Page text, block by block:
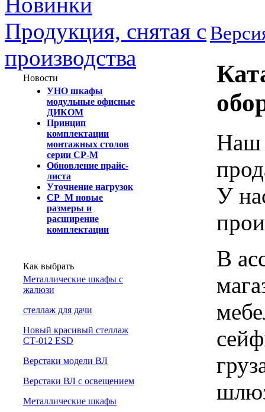
Продукция, снятая с
производства
Новости
УНО шкафы
модульные офисные
ДИКОМ
Принцип
комплектации
монтажных столов
серии СР-М
Обновление прайс-
листа
Уточнение нагрузок
СР_М новые
размеры и
расширение
комплектации
Как выбрать
Металлические шкафы с
жалюзи
cтеллаж для дачи
Новый красивый стеллаж
СТ-012 ESD
Верстаки модели ВЛ
Верстаки ВЛ с освещением
Металлические шкафы
Наш
У
В